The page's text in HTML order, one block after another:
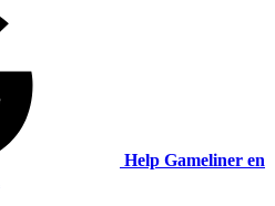
Help Gameliner en